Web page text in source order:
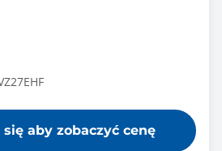
aby zobaczyć cenę